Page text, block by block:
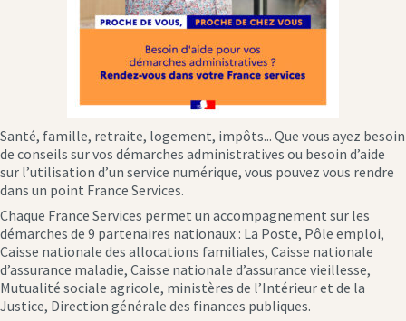
Santé, famille, retraite, logement, impôts... Que vous ayez besoin
de conseils sur vos démarches administratives ou besoin d’aide
sur l’utilisation d’un service numérique, vous pouvez vous rendre
dans un point France Services.
Chaque France Services permet un accompagnement sur les
démarches de 9 partenaires nationaux : La Poste, Pôle emploi,
Caisse nationale des allocations familiales, Caisse nationale
d’assurance maladie, Caisse nationale d’assurance vieillesse,
Mutualité sociale agricole, ministères de l’Intérieur et de la
Justice, Direction générale des finances publiques.